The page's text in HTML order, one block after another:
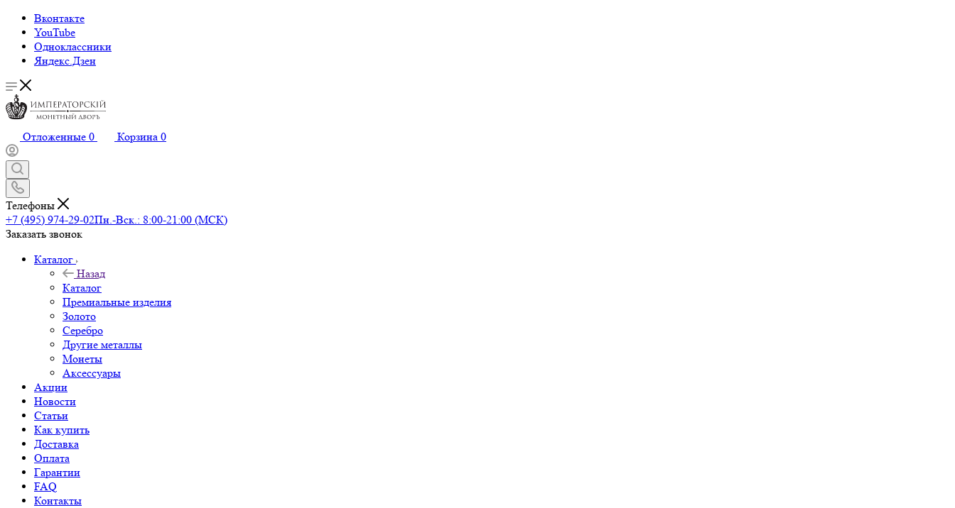
Вконтакте
YouTube
Одноклассники
Яндекс.Дзен
Отложенные 0 Корзина 0
Телефоны
+7 (495) 974-29-02Пн.-Вск.: 8:00-21:00 (МСК)
Заказать звонок
Каталог
Назад
Каталог
Премиальные изделия
Золото
Серебро
Другие металлы
Монеты
Аксессуары
Акции
Новости
Статьи
Как купить
Доставка
Оплата
Гарантии
FAQ
Контакты